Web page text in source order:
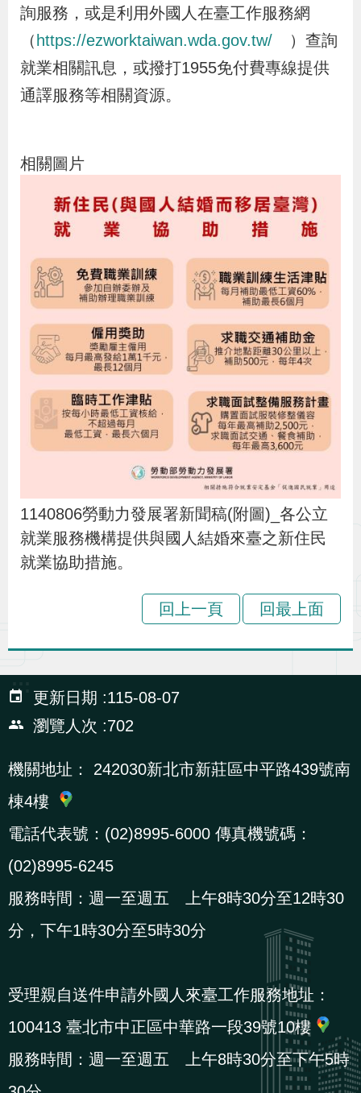
政
策
政
府
站
資
舉
貪
位
置
圖
詢服務，或是利用外國人在臺工作服務網
（ https://ezworktaiwan.wda.gov.tw/
）查詢
就業相關訊息，或撥打1955免付費專線提供
通譯服務等相關資源。
相關圖片
1140806勞動力發展署新聞稿(附圖)_各公立
就業服務機構提供與國人結婚來臺之新住民
就業協助措施。
回上一頁 回最上面
:::
更新日期
115-08-07
瀏覽人次
702
機關地址：
242030新北市新莊區中平路439號南
棟4樓
電話代表號：(02)8995-6000 傳真機號碼：
(02)8995-6245
服務時間：週一至週五 上午8時30分至12時30
分，下午1時30分至5時30分
受理親自送件申請外國人來臺工作服務地址：
100413 臺北市中正區中華路一段39號10樓
服務時間：週一至週五 上午8時30分至下午5時